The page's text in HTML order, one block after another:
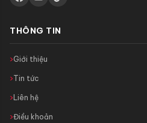
THÔNG TIN
Giới thiệu
Tin tức
Liên hệ
Điều khoản